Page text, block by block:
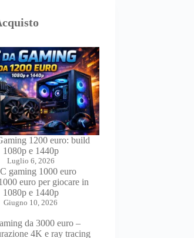
1200 euro: build
1080p e 1440p
Luglio 6, 2026
euro per giocare in
1080p e 1440p
Giugno 10, 2026
da 3000 euro –
4K e ray tracing